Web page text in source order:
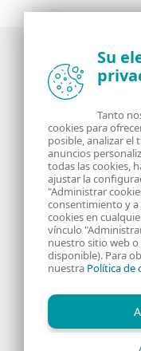
Noticias, opiniones y
seguridad de ESET
Acerca de
Contáctanos
Información Legal
Política de
Su
Tanto
cookies para
posible, analizar
anuncios
todas las cookies,
ajustar la
"Administrar
consentimiento y a
cookies en
vínculo
nuestro sitio web
disponible). Para
nuestra Política de